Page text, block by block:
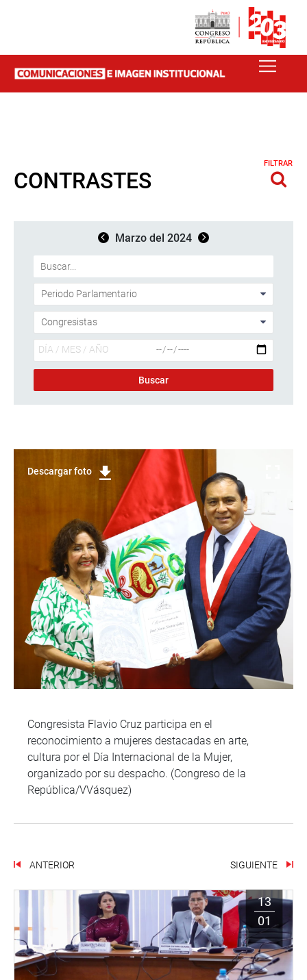
CONTRASTES
FILTRAR
Marzo del 2024
Descargar foto
Congresista Flavio Cruz participa en el
reconocimiento a mujeres destacadas en arte,
cultura por el Día Internacional de la Mujer,
organizado por su despacho. (Congreso de la
República/VVásquez)
ANTERIOR SIGUIENTE
13
01